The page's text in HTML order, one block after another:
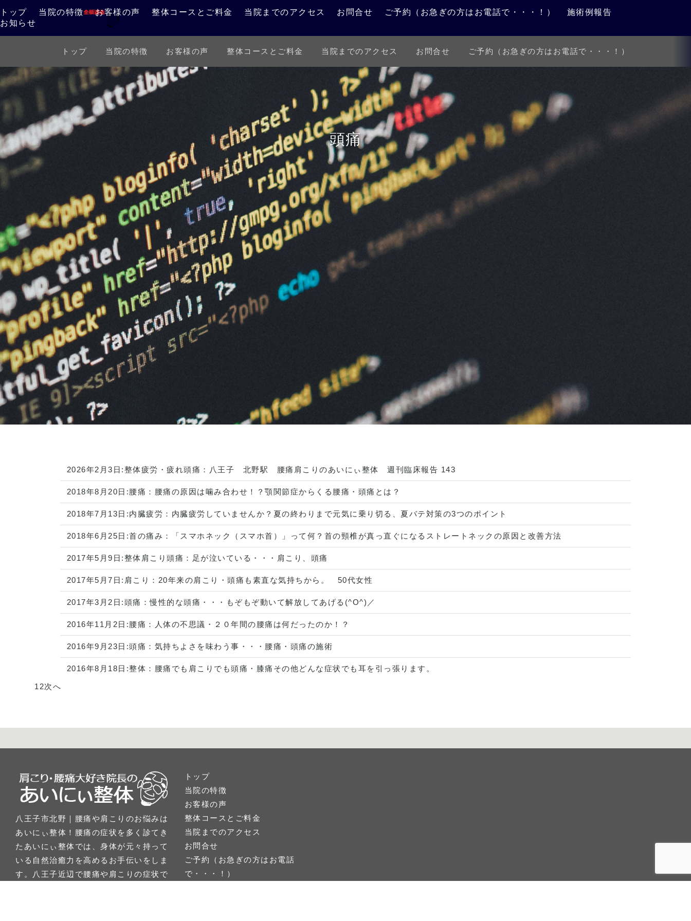
トップ 当院の特徴 お客様の声 整体コースとご料金 当院までのアクセス お問合せ ご予約（お急ぎの方はお電話で・・・！）
施術例報告
お知らせ
トップ 当院の特徴 お客様の声 整体コースとご料金 当院までのアクセス お問合せ ご予約（お急ぎの方はお電話で・・・！）
お知らせ
頭痛
2026年2月3日:整体疲労・疲れ頭痛 ： 八王子 北野駅 腰痛肩こりのあいにぃ整体 週刊臨床報告 143
2018年8月20日:腰痛 ： 腰痛の原因は噛み合わせ！？顎関節症からくる腰痛・頭痛とは？
2018年7月13日:内臓疲労 ： 内臓疲労していませんか？夏の終わりまで元気に乗り切る、夏バテ対策の3つのポイント
2018年6月25日:首の痛み ： 「スマホネック（スマホ首）」って何？首の頸椎が真っ直ぐになるストレートネックの原因と改善方法
2017年5月9日:整体肩こり 頭痛 ： 足が泣いている・・・肩こり、頭痛
2017年5月7日: 肩こり ： 20年来の肩こり・頭痛も素直な気持ちから。 50代女性
2017年3月2日:頭痛 ：慢性的な頭痛・・・もぞもぞ動いて解放してあげる(^O^)／
2016年11月2日:腰痛 ： 人体の不思議・２０年間の腰痛は何だったのか！？
2016年9月23日:頭痛 ： 気持ちよさを味わう事・・・腰痛・頭痛の施術
2016年8月18日:整体 ： 腰痛でも肩こりでも頭痛・膝痛その他どんな症状でも耳を引っ張ります。
1 2次へ
八王子市北野｜腰痛や肩こりのお悩みは
あいにぃ整体！腰痛の症状を多く診てき
たあいにぃ整体では、身体が元々持って
いる自然治癒力を高めるお手伝いをしま
す。八王子近辺で腰痛や肩こりの症状で
トップ
当院の特徴
お客様の声
整体コースとご料金
当院までのアクセス
お問合せ
ご予約（お急ぎの方はお電話
で・・・！）